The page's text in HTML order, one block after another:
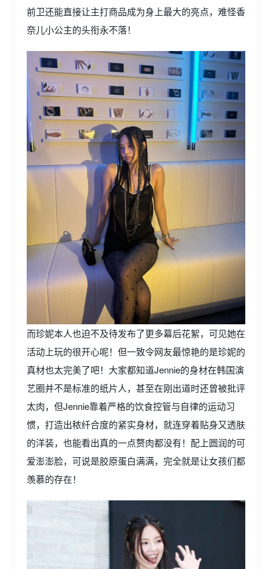
前卫还能直接让主打商品成为身上最大的亮点，难怪香
奈儿小公主的头衔永不落！
而珍妮本人也迫不及待发布了更多幕后花絮，可见她在
活动上玩的很开心呢！但一致令网友最惊艳的是珍妮的
真材也太完美了吧！大家都知道Jennie的身材在韩国演
艺圈并不是标准的纸片人，甚至在刚出道时还曾被批评
太肉，但Jennie靠着严格的饮食控管与自律的运动习
惯，打造出秾纤合度的紧实身材，就连穿着贴身又透肤
的洋装，也能看出真的一点赘肉都没有！配上圆润的可
爱澎澎脸，可说是胶原蛋白满满，完全就是让女孩们都
羡慕的存在！